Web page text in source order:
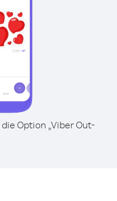
Option „Viber Out-